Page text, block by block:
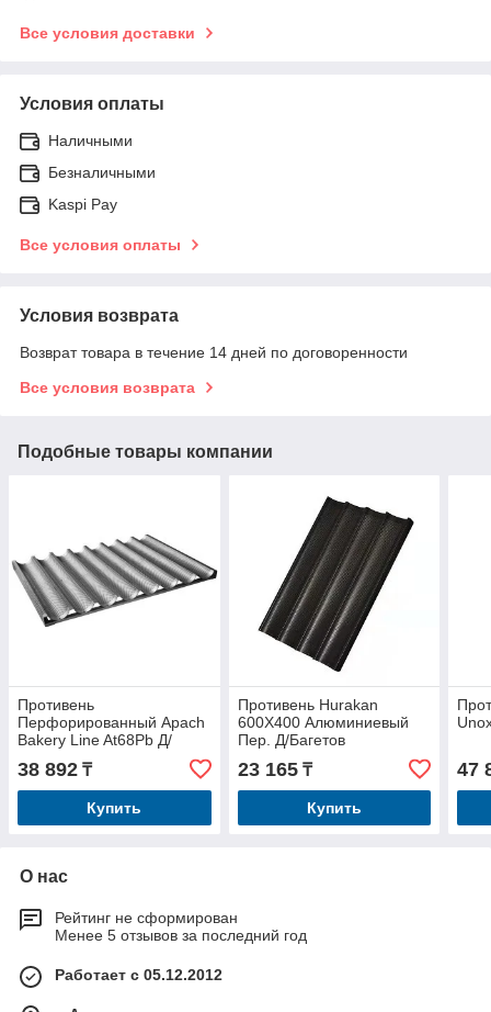
Все условия доставки
Условия оплаты
Наличными
Безналичными
Kaspi Pay
Все условия оплаты
Условия возврата
Возврат товара в течение 14 дней по договоренности
Все условия возврата
Подобные товары компании
Противень
Перфорированный Apach
Bakery Line At68Pb Д/
38 892 ₸
Купить
Противень Hurakan
600X400 Алюминиевый
Пер. Д/Багетов
23 165₸
Купить
47
О нас
Рейтинг не сформирован
Менее 5 отзывов за последний год
Работает с 05.12.2012